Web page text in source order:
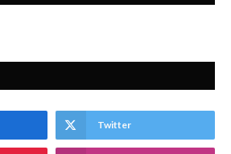
Twitter